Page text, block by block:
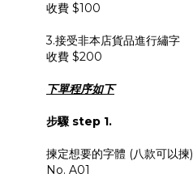
收費 $100
3.接受非本店貨品進行繡字
收費 $200
下單程序如下
步驟 step 1.
揀定想要的字體 (八款可以揀)
No. A01